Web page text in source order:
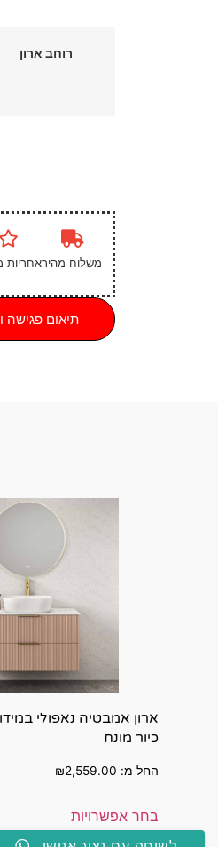
רוחב ארון
משלוח מהיראחריות
תיאום פגישה
ארון אמבטיה נאפולי
כיור מונח
החל מ: ₪2,559.00
בחר אפשרויות